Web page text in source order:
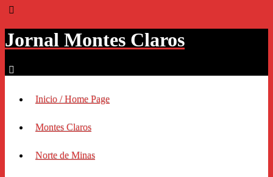
Jornal Montes Claros
Inicio / Home Page
Montes Claros
Norte de Minas